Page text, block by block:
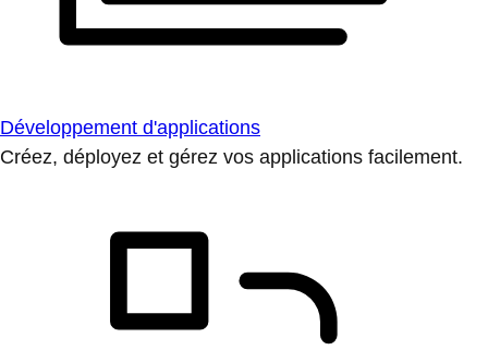
Développement d'applications
Créez, déployez et gérez vos applications facilement.